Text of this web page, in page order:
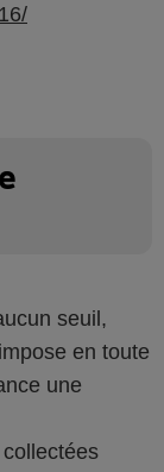
seuil,
en toute
une